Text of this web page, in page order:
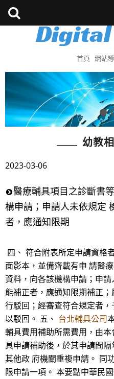
首頁 網站
幼教
2023-03-06
醫療輔具項目之診斷書
構申請；申請人未依規定
者，應通知限期
四、 符合附表所定申請資格
面影本，並備齊載有申 請醫
資料，向各該機構申請；申
能補正者，應通知限期補正
行駁回；經審查符合規定者
以駁回。 五、 台北輔具公司
輔具費用補助所需費用，由
具申請補助後，於其申請間
其他政 府機關重複申請。 同
限申請一項。 本要點中華民